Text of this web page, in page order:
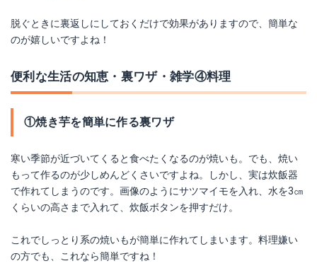
脱ぐときに裏返しにしておくだけで効果がありますので、簡単な
のが嬉しいですよね！
便利な生活の知恵・裏ワザ・雑学④料理
①焼き芋を簡単に作る裏ワザ
寒い季節が近づいてくると食べたくなるのが焼いも。でも、焼い
もって作るのが少しめんどくさいですよね。しかし、実は炊飯器
で作れてしまうのです。画像のようにサツマイモを入れ、水を3㎝
くらいの高さまで入れて、炊飯ボタンを押すだけ。
これでしっとり系の焼いもが簡単に作れてしまいます。料理嫌い
の方でも、これなら簡単ですね！